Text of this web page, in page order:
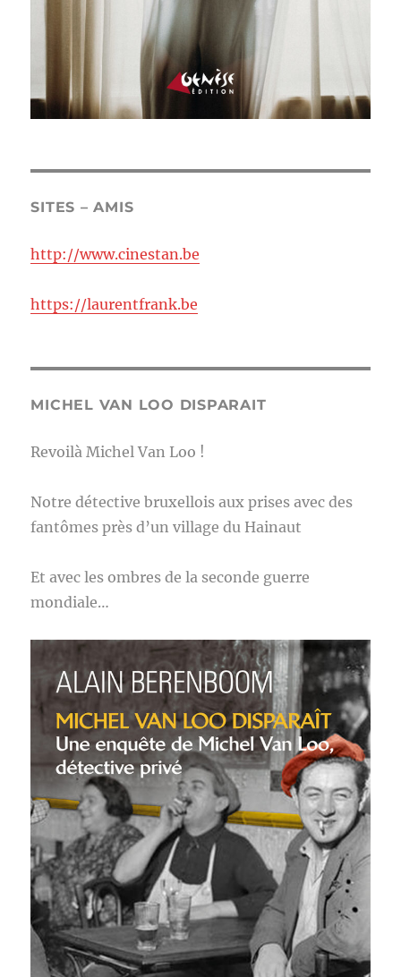
SITES – AMIS
http://www.cinestan.be
https://laurentfrank.be
MICHEL VAN LOO DISPARAIT
Revoilà Michel Van Loo !
Notre détective bruxellois aux prises avec des
fantômes près d’un village du Hainaut
Et avec les ombres de la seconde guerre
mondiale…